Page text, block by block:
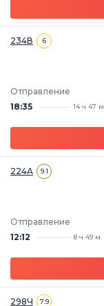
234В 6
Отправление
18:35
14 ч 47 м
224А 9.1
Отправление
12:12
8 ч 49 м
298Ч 7.9